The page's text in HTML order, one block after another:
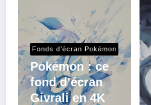
Fonds d’écran Pokémon
Pokémon : ce
fond d’écran
Givrali en 4K